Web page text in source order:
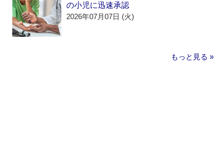
の小児に迅速承認
2026年07月07日 (火)
もっと見る »